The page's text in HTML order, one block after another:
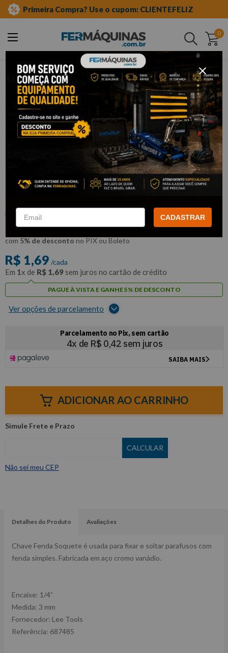
Primeira Compra? Use o cupom: CLIENTEFELIZ
0
Buscar
ferramentas manuais soquete tipo fenda
Chave Soquete Fenda 1/4" x 3 mm -
LEE TOOLS
LEE TOOLS
R$1,61
com 5% de desconto no PIX ou Boleto
R$ 1,69 /cada
Em 1x de R$ 1,69 sem juros no cartão de crédito
PAGUE À VISTA E GANHE 5% DE DESCONTO
Ver opções de parcelamento
ADICIONAR AO CARRINHO
Não sei meu CEP
Detalhes do Produto Avaliações
Chave Fenda Soquete é usada para fixar e soltar parafusos com
fenda simples. Fabricada em aço cromo vanádio.
Encaixe: 1/4”
Medida: 3 mm
Fornecedor: Lee Tools
Referência: 687485
CADASTRAR